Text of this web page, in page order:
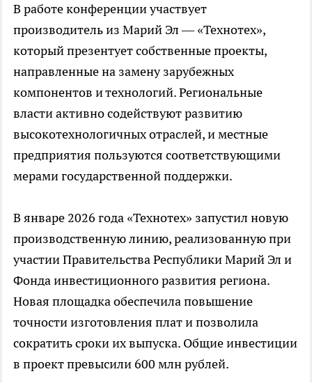
В работе конференции участвует
производитель из Марий Эл — «Технотех»,
который презентует собственные проекты,
направленные на замену зарубежных
компонентов и технологий. Региональные
власти активно содействуют развитию
высокотехнологичных отраслей, и местные
предприятия пользуются соответствующими
мерами государственной поддержки.
В январе 2026 года «Технотех» запустил новую
производственную линию, реализованную при
участии Правительства Республики Марий Эл и
Фонда инвестиционного развития региона.
Новая площадка обеспечила повышение
точности изготовления плат и позволила
сократить сроки их выпуска. Общие инвестиции
в проект превысили 600 млн рублей.